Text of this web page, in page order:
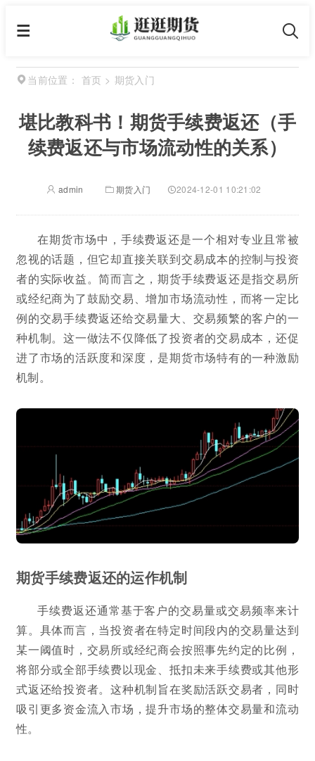
当前位置： 首页 > 期货入门
堪比教科书！期货手续费返还（手
续费返还与市场流动性的关系）
admin 期货入门 2024-12-01 10:21:02
在期货市场中，手续费返还是一个相对专业且常被
忽视的话题，但它却直接关联到交易成本的控制与投资
者的实际收益。简而言之，期货手续费返还是指交易所
或经纪商为了鼓励交易、增加市场流动性，而将一定比
例的交易手续费返还给交易量大、交易频繁的客户的一
种机制。这一做法不仅降低了投资者的交易成本，还促
进了市场的活跃度和深度，是期货市场特有的一种激励
机制。
期货手续费返还的运作机制
手续费返还通常基于客户的交易量或交易频率来计
算。具体而言，当投资者在特定时间段内的交易量达到
某一阈值时，交易所或经纪商会按照事先约定的比例，
将部分或全部手续费以现金、抵扣未来手续费或其他形
式返还给投资者。这种机制旨在奖励活跃交易者，同时
吸引更多资金流入市场，提升市场的整体交易量和流动
性。